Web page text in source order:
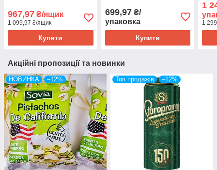
967,97 ₴/ящик
1 099,97 ₴/ящик
Купити
699,97₴/
упаковка
Купити
1
1
Акційні пропозиції та новинки
НОВИНКА –12% Топ продажів –12%